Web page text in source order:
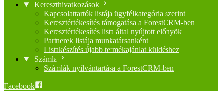
Kereszthivatkozások
Kapcsolattartók listája ügyfélkategória szerint
Keresztértékesítés támogatása a ForestCRM-ben
Keresztértékesítés lista által nyújtott előnyök
Partnerek listája munkatársanként
Listakészítés újabb termékajánlat küldéshez
Számla
Számlák nyilvántartása a ForestCRM-ben
Facebook